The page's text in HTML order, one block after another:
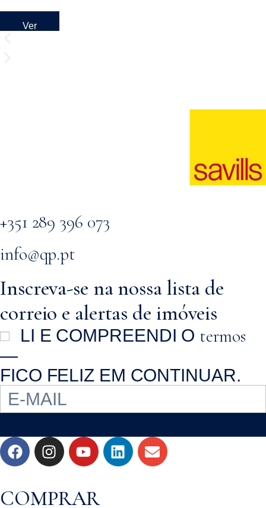
Ver
+351 289 396 073
info@qp.pt
Inscreva-se na nossa lista de
correio e alertas de imóveis
LI E COMPREENDI O termos
—
FICO FELIZ EM CONTINUAR.
COMPRAR